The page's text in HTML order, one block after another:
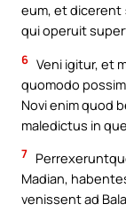
eum, et
qui operuit
6 Veni igitur, et
quomodo
Novi enim quod
maledictus in
7
Madian,
venissent ad